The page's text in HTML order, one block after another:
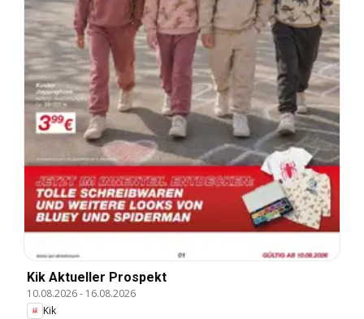
Kik Aktueller Prospekt
10.08.2026- 16.08.2026
Kik